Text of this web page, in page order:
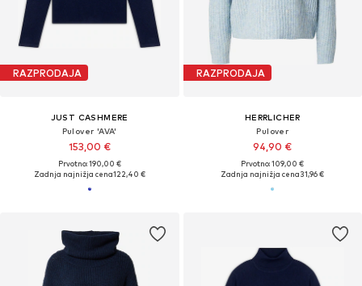
RAZPRODAJA
JUST CASHMERE
Pulover 'AVA'
153,00 €
Prvotno: 190,00 €
Zadnja najnižja cena122,40 €
RAZPRODAJA
HERRLICHER
Pulover
94,90 €
Prvotno: 109,00 €
Zadnja najnižja cena31,96 €